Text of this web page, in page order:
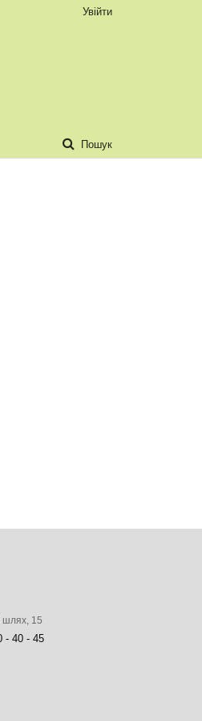
Пошук
Увійти
шлях, 15
- 40 - 45